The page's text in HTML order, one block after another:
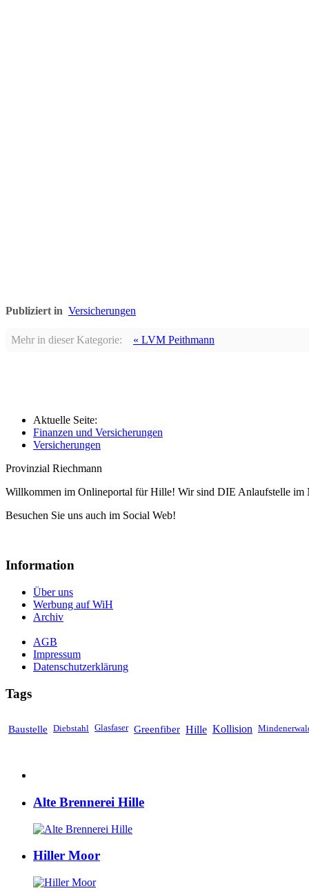
Publiziert in Versicherungen
Mehr in dieser Kategorie: « LVM Peithmann
Aktuelle Seite:
Finanzen und Versicherungen
Versicherungen
Provinzial Riechmann
Willkommen im Onlineportal für Hille! Wir sind DIE Anlaufstelle im
Besuchen Sie uns auch im Social Web!
Information
Über uns
Werbung auf WiH
Archiv
AGB
Impressum
Datenschutzerklärung
Tags
Baustelle Diebstahl Glasfaser Greenfiber Hille Kollision
Alte Brennerei Hille
Hiller Moor